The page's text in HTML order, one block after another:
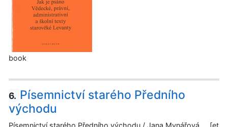
book
6. Písemnictví starého Předního
východu
Písemnictví starého Předního východu / Jana Mynářová ... [et